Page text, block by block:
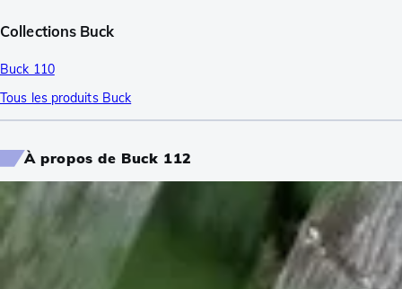
Collections Buck
Buck 110
Tous les produits Buck
À propos de Buck 112